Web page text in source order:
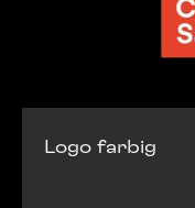
Logo farbig